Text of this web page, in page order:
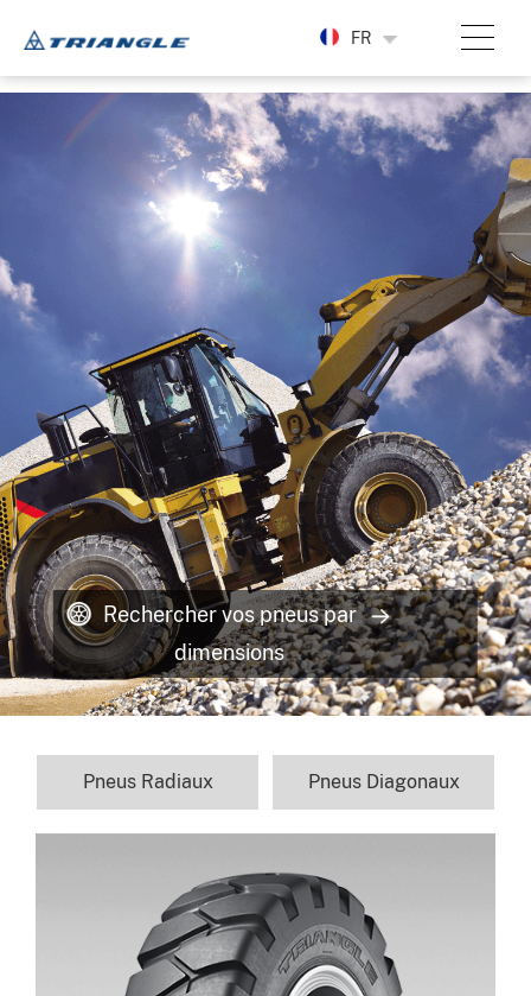
FR
Rechercher vos pneus par
dimensions
Pneus Radiaux Pneus Diagonaux